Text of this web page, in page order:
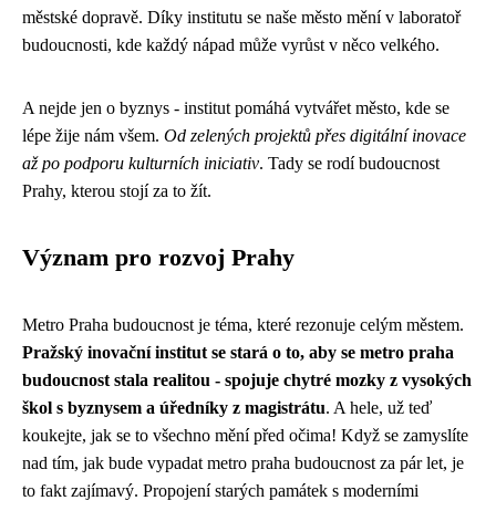
městské dopravě. Díky institutu se naše město mění v laboratoř
budoucnosti, kde každý nápad může vyrůst v něco velkého.
A nejde jen o byznys - institut pomáhá vytvářet město, kde se
lépe žije nám všem. Od zelených projektů přes digitální inovace
až po podporu kulturních iniciativ. Tady se rodí budoucnost
Prahy, kterou stojí za to žít.
Význam pro rozvoj Prahy
Metro Praha budoucnost je téma, které rezonuje celým městem.
Pražský inovační institut se stará o to, aby se metro praha
budoucnost stala realitou - spojuje chytré mozky z vysokých
škol s byznysem a úředníky z magistrátu. A hele, už teď
koukejte, jak se to všechno mění před očima! Když se zamyslíte
nad tím, jak bude vypadat metro praha budoucnost za pár let, je
to fakt zajímavý. Propojení starých památek s moderními